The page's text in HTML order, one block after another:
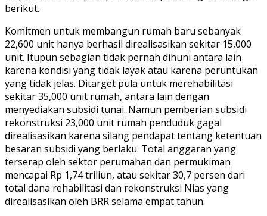
berikut.
Komitmen untuk membangun rumah baru sebanyak
22,600 unit hanya berhasil direalisasikan sekitar 15,000
unit. Itupun sebagian tidak pernah dihuni antara lain
karena kondisi yang tidak layak atau karena peruntukan
yang tidak jelas. Ditarget pula untuk merehabilitasi
sekitar 35,000 unit rumah, antara lain dengan
menyediakan subsidi tunai. Namun pemberian subsidi
rekonstruksi 23,000 unit rumah penduduk gagal
direalisasikan karena silang pendapat tentang ketentuan
besaran subsidi yang berlaku. Total anggaran yang
terserap oleh sektor perumahan dan permukiman
mencapai Rp 1,74 triliun, atau sekitar 30,7 persen dari
total dana rehabilitasi dan rekonstruksi Nias yang
direalisasikan oleh BRR selama empat tahun.